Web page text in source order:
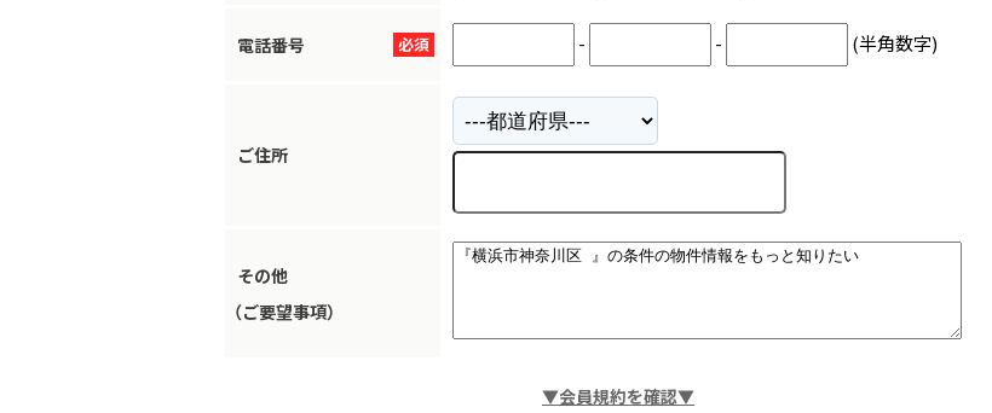
必須
電話番号 - - (半角数字)
ご住所
その他
（ご要望事項）
▼会員規約を確認▼